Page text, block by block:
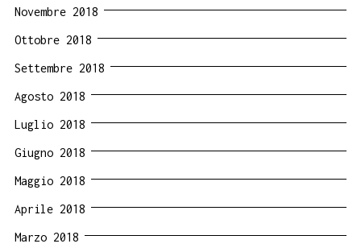
Novembre 2018
Ottobre 2018
Settembre 2018
Agosto 2018
Luglio 2018
Giugno 2018
Maggio 2018
Aprile 2018
Marzo 2018